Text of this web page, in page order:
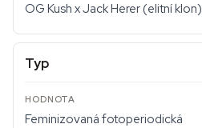
OG Kush x Jack Herer (elitní klon)
Typ
Feminizovaná fotoperiodická